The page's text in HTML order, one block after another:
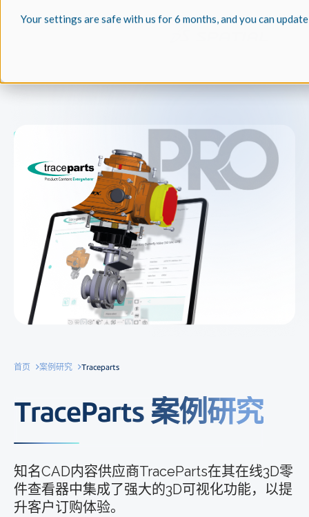
Your settings are safe with us for 6 months, and you can
首页 案例研究 Traceparts
TraceParts 案例研究
知名CAD内容供应商TraceParts在其在线3D零
件查看器中集成了强大的3D可视化功能，以提
升客户订购体验。